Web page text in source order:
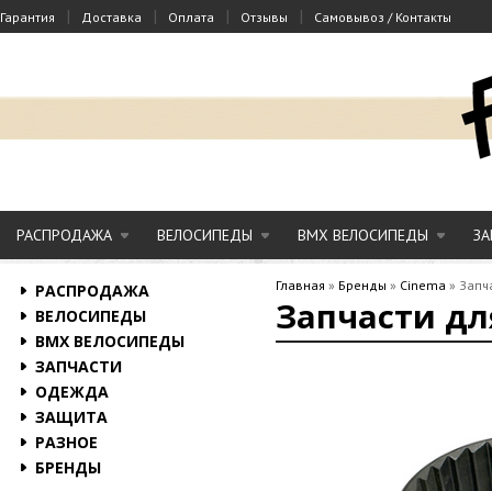
Гарантия | Доставка | Оплата | Отзывы | Самовывоз / Контакты
РАСПРОДАЖА ВЕЛОСИПЕДЫ BMX ВЕЛОСИПЕДЫ
РАСПРОДАЖА
ВЕЛОСИПЕДЫ
BMX ВЕЛОСИПЕДЫ
ЗАПЧАСТИ
ОДЕЖДА
ЗАЩИТА
РАЗНОЕ
БРЕНДЫ
Главная » Бренды » Cinema »
Запчасти